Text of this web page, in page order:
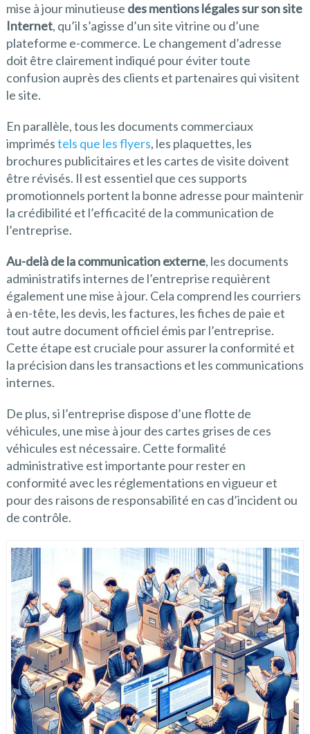
mise à jour minutieuse des mentions légales sur son site
Internet, qu’il s’agisse d’un site vitrine ou d’une
plateforme e-commerce. Le changement d’adresse
doit être clairement indiqué pour éviter toute
confusion auprès des clients et partenaires qui visitent
le site.
En parallèle, tous les documents commerciaux
impriméstels que les flyers, les plaquettes, les
brochures publicitaires et les cartes de visite doivent
être révisés. Il est essentiel que ces supports
promotionnels portent la bonne adresse pour maintenir
la crédibilité et l’efficacité de la communication de
l’entreprise.
Au-delà de la communication externe, les documents
administratifs internes de l’entreprise requièrent
également une mise à jour. Cela comprend les courriers
à en-tête, les devis, les factures, les fiches de paie et
tout autre document officiel émis par l’entreprise.
Cette étape est cruciale pour assurer la conformité et
la précision dans les transactions et les communications
internes.
De plus, si l’entreprise dispose d’une flotte de
véhicules, une mise à jour des cartes grises de ces
véhicules est nécessaire. Cette formalité
administrative est importante pour rester en
conformité avec les réglementations en vigueur et
pour des raisons de responsabilité en cas d’incident ou
de contrôle.